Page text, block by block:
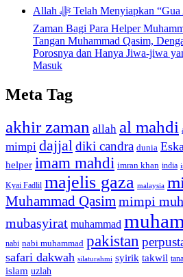
Allah ﷻ Telah Menyiapkan “Gua Ashabul Kahfi” Akhir
Zaman Bagi Para Helper
Tangan Muhammad Qasim,
Porosnya dan Hanya Jiwa-jiwa
Masuk
Meta Tag
akhir zaman allah al mahdi
mimpi dajjal diki candra dunia
helper imam mahdi imran khan india
Kyai Fadlil majelis gaza malaysia
Muhammad Qasimmimpi
mubasyirat muhammad
nabi nabi muhammad pakistan
safari dakwah silaturahmi syirik takwil
islam uzlah